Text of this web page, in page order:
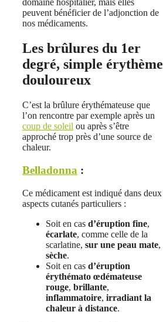
domaine hospitalier, mais elles
peuvent bénéficier de l’adjonction de
nos médicaments.
Les brûlures du 1er
degré, simple érythème
douloureux
C’est la brûlure érythémateuse que
l’on rencontre par exemple après un
coup de soleil ou après s’être
approché trop près d’une source de
chaleur.
Belladonna :
Ce médicament est indiqué dans deux
aspects cutanés particuliers :
Soit en cas d’éruption fine,
écarlate, comme celle de la
scarlatine, sur une peau mate,
sèche.
Soit en cas d’éruption
érythémato œdémateuse
rouge, brillante,
inflammatoire, irradiant la
chaleur à distance.